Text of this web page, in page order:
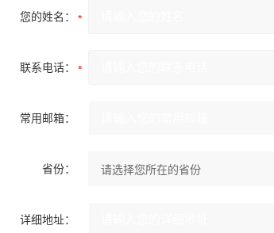
您的姓名：
联系电话：
常用邮箱：
省份：
详细地址：